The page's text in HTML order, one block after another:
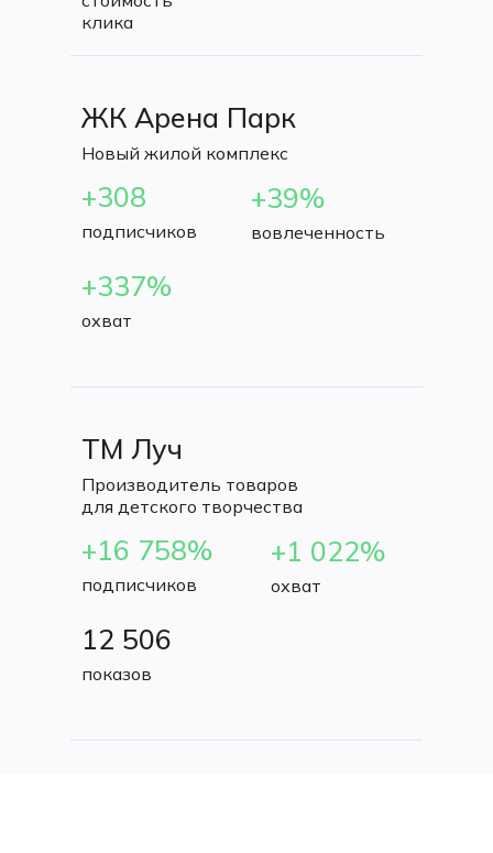
+16 758%
+308
+1 022%
+39%
12 506
+337%
ТМ Луч
ЖК Арена Парк
Производитель товаров
для детского творчества
Новый жилой комплекс
подписчиков
подписчиков
охват
вовлеченность
клика
показов
охват